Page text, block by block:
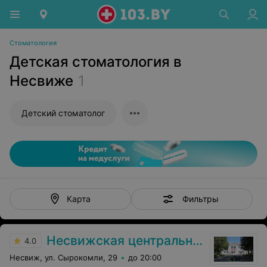
Стоматология
Детская стоматология в
Несвиже 1
Детский стоматолог
Карта Фильтры
4.0 Несвижская центральная районная больница
Несвиж, ул. Сырокомли, 29 до 20:00